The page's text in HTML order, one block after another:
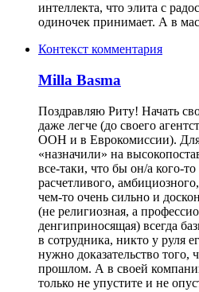
интеллекта, что элита с
одиночек принимает. А в
Контекст комментария
Milla Basma
Поздравляю Риту! Начать
даже легче (до своего
ООН и в Еврокомиссии). Для
«назначили» на
все-таки, что бы он/а кого-
расчетливого,
чем-то очень сильно и
(не религиозная, а
денгиприносящая) всегда
в сотрудника, никто у руля
нужно доказательство
прошлом. А в своей
только не упустите и не